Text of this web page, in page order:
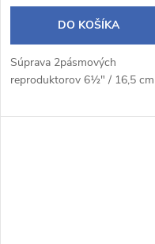
DO KOŠÍKA
Súprava 2pásmových
reproduktorov 6½" / 16,5 cm